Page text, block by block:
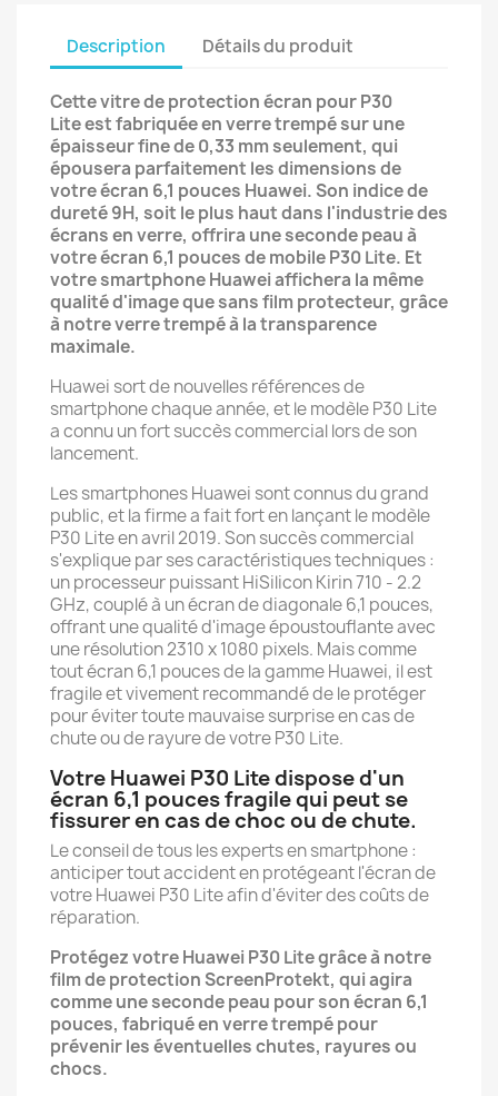
Description Détails du produit
Cette vitre de protection écran pour P30
Lite est fabriquée en verre trempé sur une
épaisseur fine de 0,33 mm seulement, qui
épousera parfaitement les dimensions de
votre écran 6,1 pouces Huawei. Son indice de
dureté 9H, soit le plus haut dans l'industrie des
écrans en verre, offrira une seconde peau à
votre écran 6,1 pouces de mobile P30 Lite. Et
votre smartphone Huawei affichera la même
qualité d'image que sans film protecteur, grâce
à notre verre trempé à la transparence
maximale.
Huawei sort de nouvelles références de
smartphone chaque année, et le modèle P30 Lite
a connu un fort succès commercial lors de son
lancement.
Les smartphones Huawei sont connus du grand
public, et la firme a fait fort en lançant le modèle
P30 Lite en avril 2019. Son succès commercial
s'explique par ses caractéristiques techniques :
un processeur puissant HiSilicon Kirin 710 - 2.2
GHz, couplé à un écran de diagonale 6,1 pouces,
offrant une qualité d'image époustouflante avec
une résolution 2310 x 1080 pixels. Mais comme
tout écran 6,1 pouces de la gamme Huawei, il est
fragile et vivement recommandé de le protéger
pour éviter toute mauvaise surprise en cas de
chute ou de rayure de votre P30 Lite.
Votre Huawei P30 Lite dispose d'un
écran 6,1 pouces fragile qui peut se
fissurer en cas de choc ou de chute.
Le conseil de tous les experts en smartphone :
anticiper tout accident en protégeant l'écran de
votre Huawei P30 Lite afin d'éviter des coûts de
réparation.
Protégez votre Huawei P30 Lite grâce à notre
film de protection ScreenProtekt, qui agira
comme une seconde peau pour son écran 6,1
pouces, fabriqué en verre trempé pour
prévenir les éventuelles chutes, rayures ou
chocs.